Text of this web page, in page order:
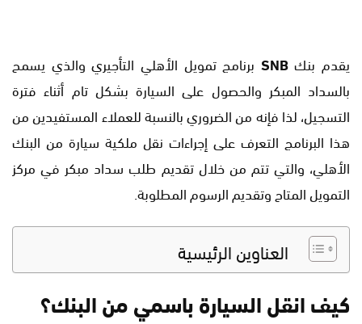
يقدم بنكSNB برنامج تمويل الأهلي التأجيري والذي يسمح
بالسداد المبكر والحصول على السيارة بشكل تام أثناء فترة
التسجيل، لذا فإنه من الضروري بالنسبة للعملاء المستفيدين من
هذا البرنامج التعرف على إجراءات نقل ملكية سيارة من البنك
الأهلي، والتي تتم من خلال تقديم طلب سداد مبكر في مركز
التمويل المتاح وتقديم الرسوم المطلوبة.
العناوين الرئيسية
كيف انقل السيارة باسمي من البنك؟